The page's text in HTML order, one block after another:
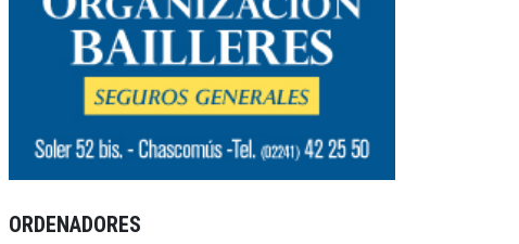
ORDENADORES